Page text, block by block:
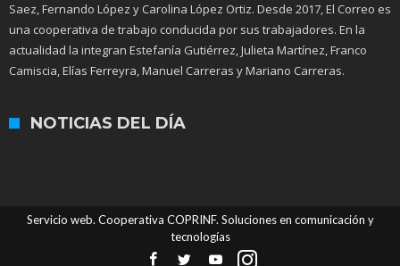
Saez, Fernando López y Carolina López Ortiz. Desde 2017, El Correo es
una cooperativa de trabajo conducida por sus trabajadores. En la
actualidad la integran Estefanía Gutiérrez, Julieta Martínez, Franco
Camiscia, Elías Ferreyra, Manuel Carreras y Mariano Carreras.
NOTICIAS DEL DÍA
Servicio web. Cooperativa COPRINF. Soluciones en comunicación y
tecnologías